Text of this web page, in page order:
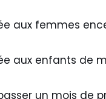
aux femmes
aux enfants de
un mois de